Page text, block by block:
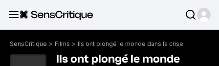
SensCritique > Films > Ils ont plongé le monde dans la crise
Ils ont plongé le monde